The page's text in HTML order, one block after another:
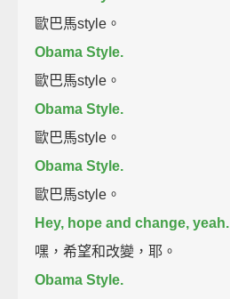
歐巴馬style。
Obama Style.
歐巴馬style。
Obama Style.
歐巴馬style。
Obama Style.
歐巴馬style。
Hey, hope and change, yeah.
嘿，希望和改變，耶。
Obama Style.